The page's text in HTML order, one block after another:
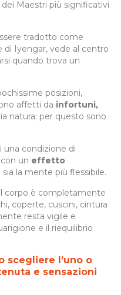
Maestri più significativi
tradotto come
di Iyengar, vede al centro
quando trova un
posizioni,
affetti da infortuni,
natura: per questo sono
condizione di
un effetto
la mente più flessibile.
corpo è completamente
coperte, cuscini, cintura
resta vigile e
e il riequilibrio
scegliere l’uno o
e sensazioni